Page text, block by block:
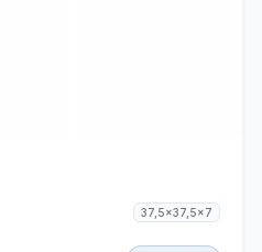
37,5x37,5x7